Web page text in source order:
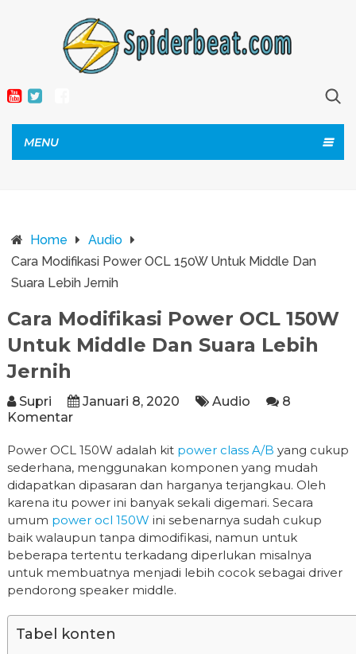
MENU
Home
Audio
Cara Modifikasi Power OCL 150W Untuk Middle Dan
Suara Lebih Jernih
Cara Modifikasi Power OCL 150W
Untuk Middle Dan Suara Lebih
Jernih
Supri Januari 8, 2020 Audio
8
Komentar
Power OCL 150W adalah kit power class A/B yang cukup
sederhana, menggunakan komponen yang mudah
didapatkan dipasaran dan harganya terjangkau. Oleh
karena itu power ini banyak sekali digemari. Secara
umum power ocl 150W ini sebenarnya sudah cukup
baik walaupun tanpa dimodifikasi, namun untuk
beberapa tertentu terkadang diperlukan misalnya
untuk membuatnya menjadi lebih cocok sebagai driver
pendorong speaker middle.
Tabel konten